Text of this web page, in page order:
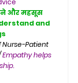
और महसूस
and
Patient
Empathy helps